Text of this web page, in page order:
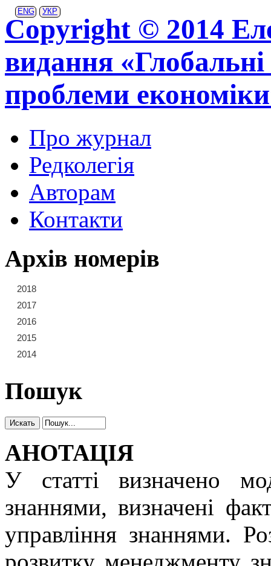
ENG УКР
Copyright © 2014
видання «Глобальні
проблеми
Про журнал
Редколегія
Авторам
Контакти
Архів номерів
2018
2017
2016
2015
2014
Пошук
АНОТАЦІЯ
У статті визначено
знаннями, визначені
управління знаннями.